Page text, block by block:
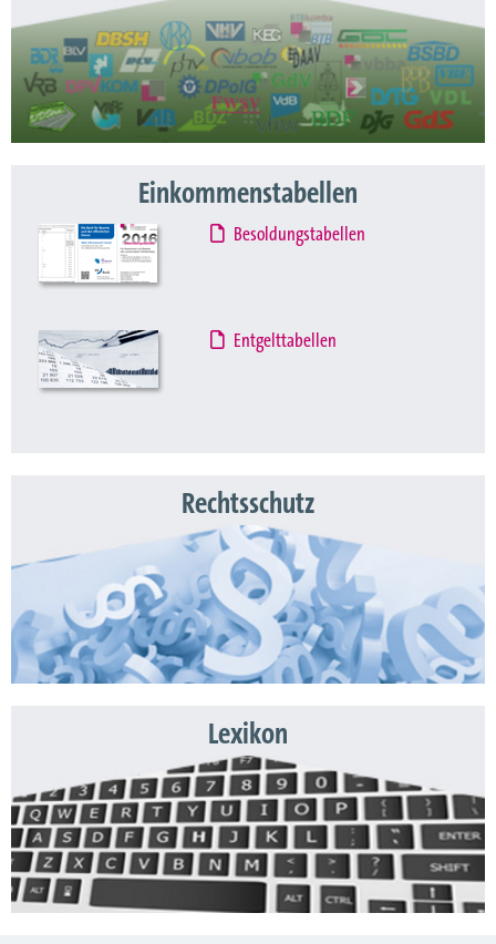
Einkommenstabellen
Besoldungstabellen
Entgelttabellen
Rechtsschutz
Lexikon